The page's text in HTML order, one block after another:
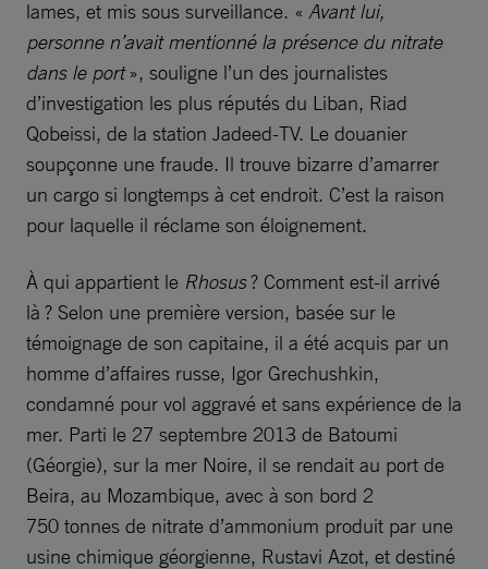
lames, et mis sous surveillance. « Avant lui,
personne n’avait mentionné la présence du nitrate
dans le port», souligne l’un des journalistes
d’investigation les plus réputés du Liban, Riad
Qobeissi, de la station Jadeed-TV. Le douanier
soupçonne une fraude. Il trouve bizarre d’amarrer
un cargo si longtemps à cet endroit. C’est la raison
pour laquelle il réclame son éloignement.
À qui appartient le Rhosus? Comment est-il arrivé
là ? Selon une première version, basée sur le
témoignage de son capitaine, il a été acquis par un
homme d’affaires russe, Igor Grechushkin,
condamné pour vol aggravé et sans expérience de la
mer. Parti le 27 septembre 2013 de Batoumi
(Géorgie), sur la mer Noire, il se rendait au port de
Beira, au Mozambique, avec à son bord 2
750 tonnes de nitrate d’ammonium produit par une
usine chimique géorgienne, Rustavi Azot, et destiné